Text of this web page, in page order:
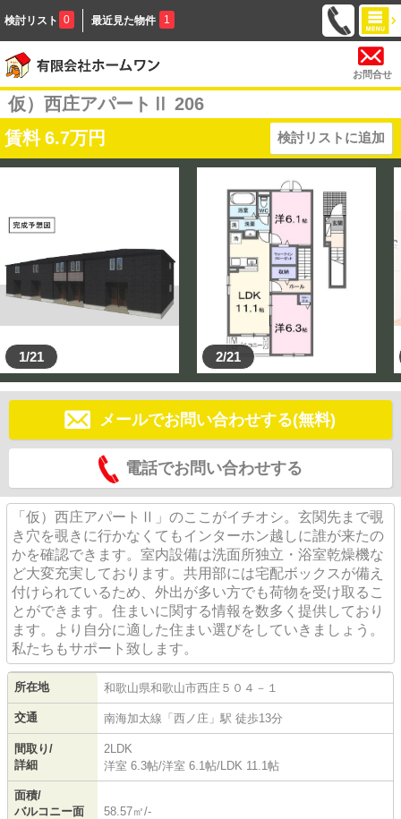
検討リスト 0 最近見た物件 1
お問合せ
仮）西庄アパートⅡ 206
賃料 6.7万円 検討リストに追加
1/21 2/21
メールでお問い合わせする(無料)
電話でお問い合わせする
「仮）西庄アパートⅡ」のここがイチオシ。玄関先まで覗
き穴を覗きに行かなくてもインターホン越しに誰が来たの
かを確認できます。室内設備は洗面所独立・浴室乾燥機な
ど大変充実しております。共用部には宅配ボックスが備え
付けられているため、外出が多い方でも荷物を受け取るこ
とができます。住まいに関する情報を数多く提供しており
ます。より自分に適した住まい選びをしていきましょう。
私たちもサポート致します。
所在地 和歌山県和歌山市西庄 ５０４－１
交通 南海加太線 「 西ノ庄 」駅 徒歩13分
間取り/
詳細
2LDK
洋室 6.3帖/洋室 6.1帖/ LDK 11.1帖
面積/
バルコニー面
58.57㎡/-